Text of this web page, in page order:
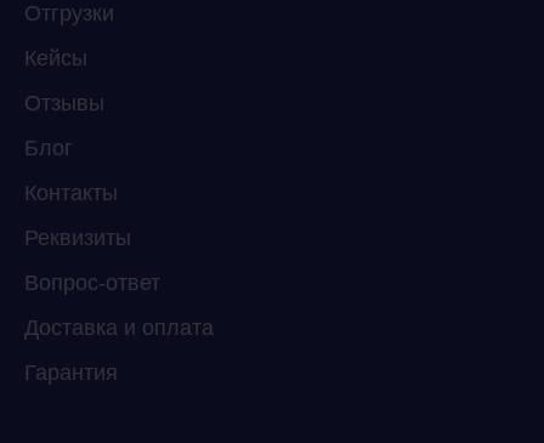
Отгрузки
Кейсы
Отзывы
Блог
Контакты
Реквизиты
Вопрос-ответ
Доставка и оплата
Гарантия
Мессенджеры
Свяжитесь с нами через любой удобный
Telegram